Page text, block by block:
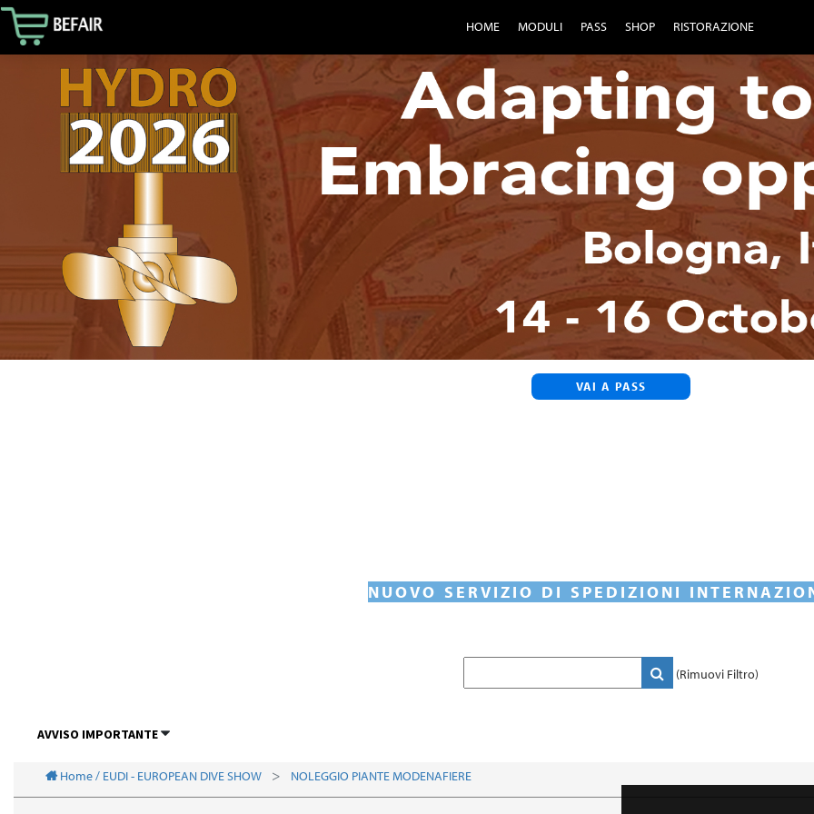
HOME MODULI PASS SHOP RISTORAZIONE
VAI A PASS
NUOVO SERVIZIO DI SPEDIZIONI
(Rimuovi Filtro)
AVVISO IMPORTANTE
Home / EUDI - EUROPEAN DIVE SHOW NOLEGGIO PIANTE MODENAFIERE